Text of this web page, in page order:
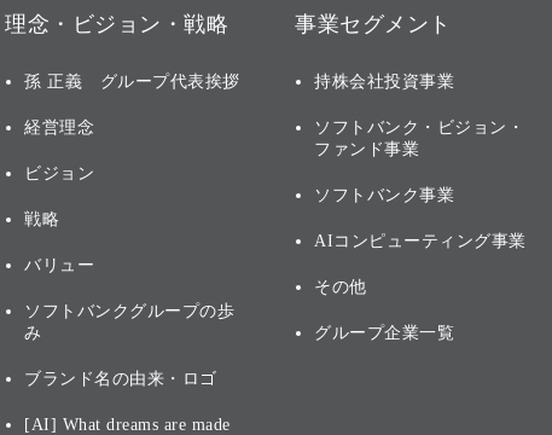
理念・ビジョン・戦略
孫 正義 グループ代表挨拶
経営理念
ビジョン
戦略
バリュー
ソフトバンクグループの歩
み
ブランド名の由来・ロゴ
[AI] What dreams are made
事業セグメント
持株会社投資事業
ソフトバンク・ビジョン・
ファンド事業
ソフトバンク事業
AIコンピューティング事業
その他
グループ企業一覧